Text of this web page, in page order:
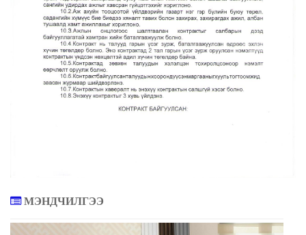
МЭНДЧИЛГЭЭ